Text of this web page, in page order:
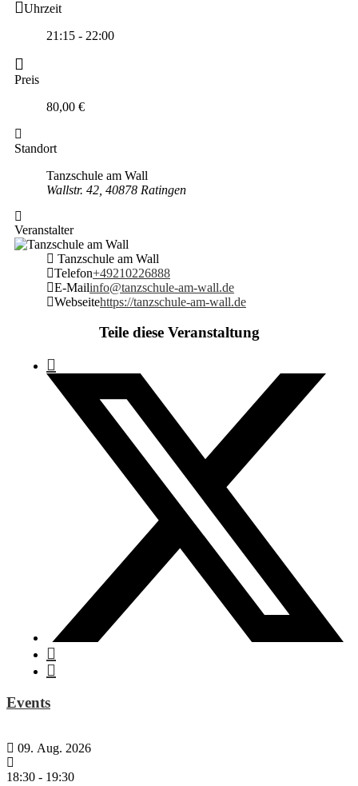
Uhrzeit
21:15 - 22:00
Preis
80,00 €
Standort
Tanzschule am Wall
Wallstr. 42, 40878 Ratingen
Veranstalter
Tanzschule am Wall
Telefon+49210226888
E-Mailinfo@tanzschule-am-wall.de
Webseitehttps://tanzschule-am-wall.de
Teile diese Veranstaltung
Events
09. Aug. 2026
18:30 - 19:30